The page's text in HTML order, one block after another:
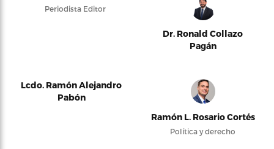
Periodista Editor
Dr. Ronald Collazo
Pagán
Lcdo. Ramón Alejandro
Pabón
Ramón L. Rosario Cortés
Política y derecho